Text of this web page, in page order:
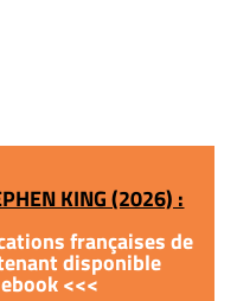
KING (2026) :
françaises de
disponible
<<<